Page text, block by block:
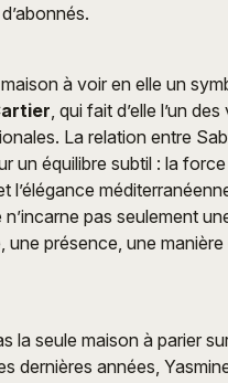
à voir en elle un
, qui fait d’elle l’un
La relation entre
un équilibre subtil : la
l’élégance
pas seulement
présence, une manière
la seule maison à parier
dernières années,